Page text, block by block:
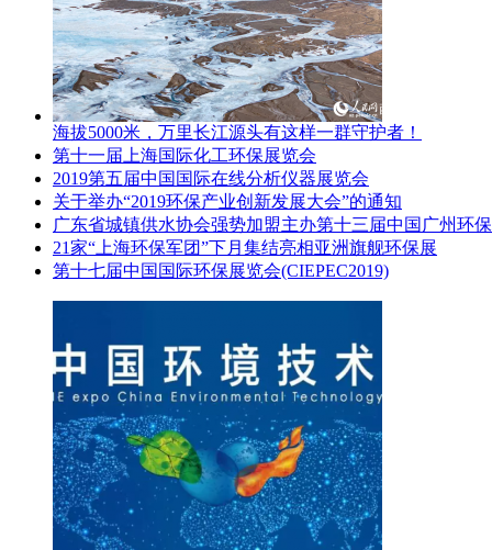
海拔5000米，万里长江源头有这样一群守护者！
第十一届上海国际化工环保展览会
2019第五届中国国际在线分析仪器展览会
关于举办“2019环保产业创新发展大会”的通知
广东省城镇供水协会强势加盟主办第十三届中国广州环
21家“上海环保军团”下月集结亮相亚洲旗舰环保展
第十七届中国国际环保展览会(CIEPEC2019)